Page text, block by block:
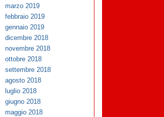
marzo 2019
febbraio 2019
gennaio 2019
dicembre 2018
novembre 2018
ottobre 2018
settembre 2018
agosto 2018
luglio 2018
giugno 2018
maggio 2018